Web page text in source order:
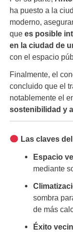
ha puesto a la
moderno,
que es posible
en la ciudad de
con el espacio
Finalmente, el
concluido que el
notablemente el
sostenibilidad y
Las claves
Espacio
mediante
sombra
de más
Éxito